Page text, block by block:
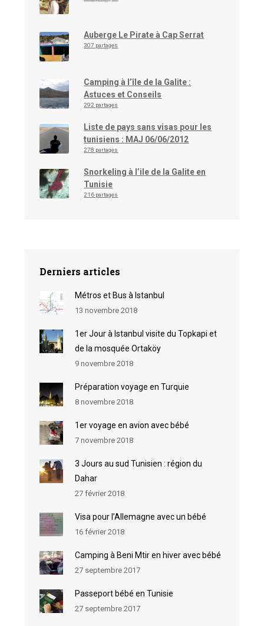
Auberge Le Pirate à Cap Serrat
307 partages
Camping à l’île de la Galite :
Astuces et Conseils
292 partages
Liste de pays sans visas pour les
tunisiens : MAJ 06/06/2012
278 partages
Snorkeling à l’ile de la Galite en
Tunisie
216 partages
Derniers articles
Métros et Bus à Istanbul
13 novembre 2018
1er Jour à Istanbul visite du Topkapi et
de la mosquée Ortaköy
9 novembre 2018
Préparation voyage en Turquie
8 novembre 2018
1er voyage en avion avec bébé
7 novembre 2018
3 Jours au sud Tunisien : région du
Dahar
27 février 2018
Visa pour l’Allemagne avec un bébé
16 février 2018
Camping à Beni Mtir en hiver avec bébé
27 septembre 2017
Passeport bébé en Tunisie
27 septembre 2017